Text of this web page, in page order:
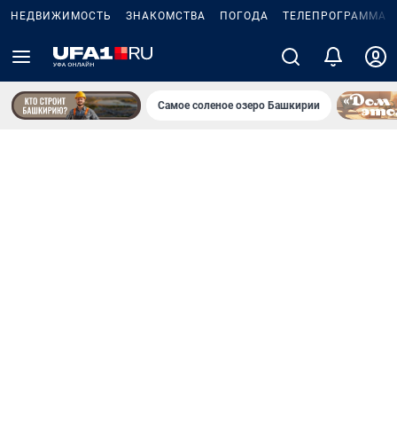
НЕДВИЖИМОСТЬ ЗНАКОМСТВА ПОГОДА ТЕЛЕПРОГРАММА
Самое соленое озеро Башкирии